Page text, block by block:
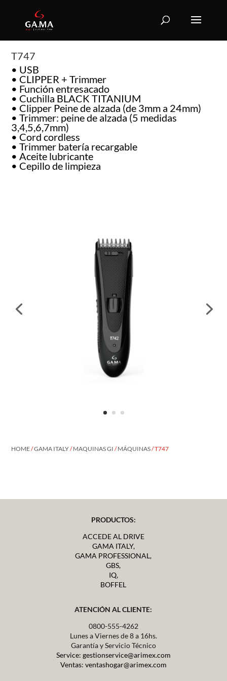
T747
• USB
• CLIPPER + Trimmer
• Función entresacado
• Cuchilla BLACK TITANIUM
• Clipper Peine de alzada (de 3mm a 24mm)
• Trimmer: peine de alzada (5 medidas
3,4,5,6,7mm)
• Cord cordless
• Trimmer batería recargable
• Aceite lubricante
• Cepillo de limpieza
HOME/GAMA ITALY/MAQUINAS GI /MÁQUINAS/ T747
PRODUCTOS:
ACCEDE AL DRIVE
GAMA ITALY,
GAMA PROFESSIONAL,
GBS,
IQ,
BOFFEL
ATENCIÓN AL CLIENTE:
0800-555-4262
Lunes a Viernes de 8 a 16hs.
Garantía y Servicio Técnico
Service: gestionservice@arimex.com
Ventas: ventashogar@arimex.com